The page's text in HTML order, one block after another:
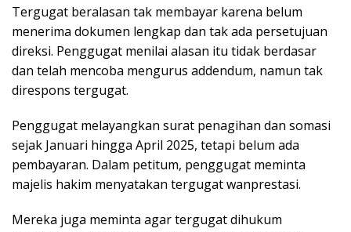
Tergugat beralasan tak membayar karena belum
menerima dokumen lengkap dan tak ada persetujuan
direksi. Penggugat menilai alasan itu tidak berdasar
dan telah mencoba mengurus addendum, namun tak
direspons tergugat.
Penggugat melayangkan surat penagihan dan somasi
sejak Januari hingga April 2025, tetapi belum ada
pembayaran. Dalam petitum, penggugat meminta
majelis hakim menyatakan tergugat wanprestasi.
Mereka juga meminta agar tergugat dihukum